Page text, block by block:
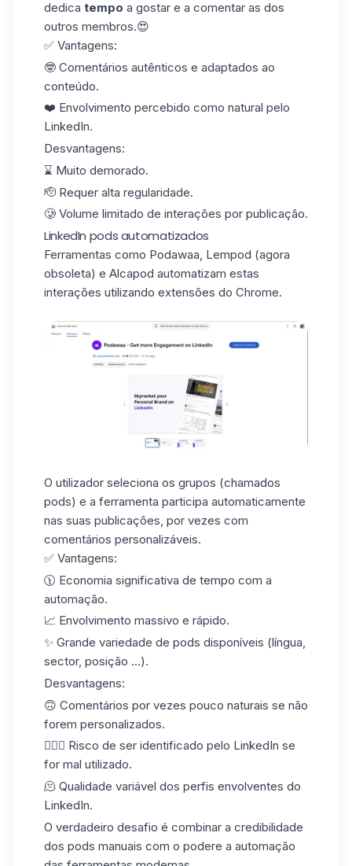
dedica tempo a gostar e a comentar as dos
outros membros.😍
✅ Vantagens:
🤓 Comentários autênticos e adaptados ao
conteúdo.
❤️ Envolvimento percebido como natural pelo
LinkedIn.
Desvantagens:
⌛️ Muito demorado.
🫡 Requer alta regularidade.
🥲 Volume limitado de interações por publicação.
LinkedIn pods automatizados
Ferramentas como Podawaa, Lempod (agora
obsoleta) e Alcapod automatizam estas
interações utilizando extensões do Chrome.
O utilizador seleciona os grupos (chamados
pods) e a ferramenta participa automaticamente
nas suas publicações, por vezes com
comentários personalizáveis.
✅ Vantagens:
🕦 Economia significativa de tempo com a
automação.
📈 Envolvimento massivo e rápido.
✨ Grande variedade de pods disponíveis (língua,
sector, posição ...).
Desvantagens:
🙃 Comentários por vezes pouco naturais se não
forem personalizados.
🕵🏻‍♀️ Risco de ser identificado pelo LinkedIn se
for mal utilizado.
🫠 Qualidade variável dos perfis envolventes do
LinkedIn.
O verdadeiro desafio é combinar a credibilidade
dos pods manuais com o podere a automação